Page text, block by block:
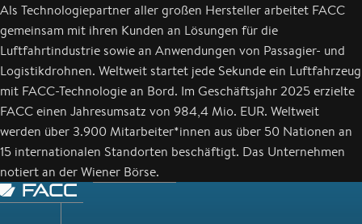
Als Technologiepartner aller großen Hersteller arbeitet FACC
gemeinsam mit ihren Kunden an Lösungen für die
Luftfahrtindustrie sowie an Anwendungen von Passagier- und
Logistikdrohnen. Weltweit startet jede Sekunde ein Luftfahrzeug
mit FACC-Technologie an Bord. Im Geschäftsjahr 2025 erzielte
FACC einen Jahresumsatz von 984,4 Mio. EUR. Weltweit
werden über 3.900 Mitarbeiter*innen aus über 50 Nationen an
15 internationalen Standorten beschäftigt. Das Unternehmen
notiert an der Wiener Börse.